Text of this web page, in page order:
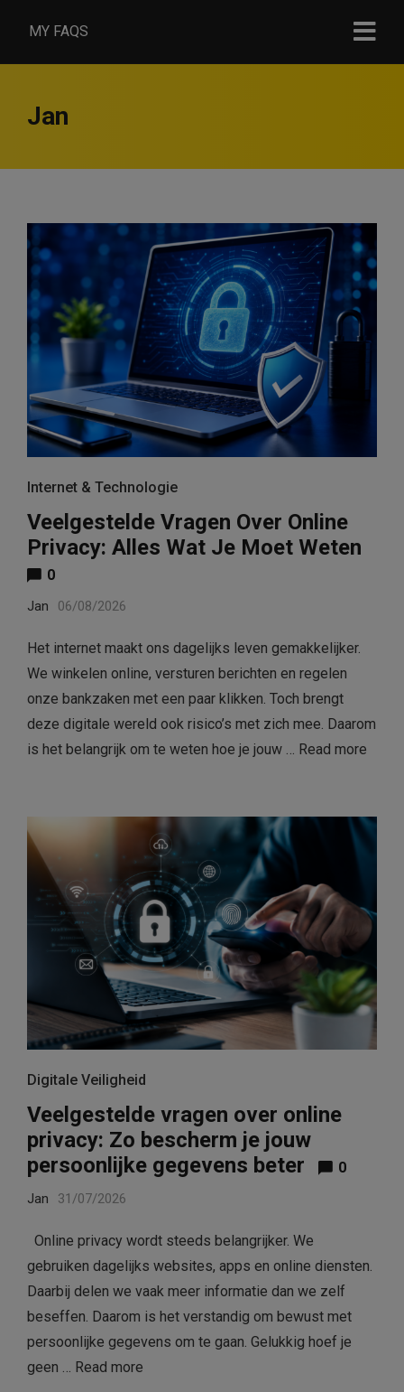
MY FAQS
Jan
Internet & Technologie
Veelgestelde Vragen Over Online
Privacy: Alles Wat Je Moet Weten
0
Jan 06/08/2026
Het internet maakt ons dagelijks leven gemakkelijker.
We winkelen online, versturen berichten en regelen
onze bankzaken met een paar klikken. Toch brengt
deze digitale wereld ook risico’s met zich mee. Daarom
is het belangrijk om te weten hoe je jouw … Read more
Digitale Veiligheid
Veelgestelde vragen over online
privacy: Zo bescherm je jouw
persoonlijke gegevens beter
0
Jan 31/07/2026
Online privacy wordt steeds belangrijker. We
gebruiken dagelijks websites, apps en online diensten.
Daarbij delen we vaak meer informatie dan we zelf
beseffen. Daarom is het verstandig om bewust met
persoonlijke gegevens om te gaan. Gelukkig hoef je
geen … Read more